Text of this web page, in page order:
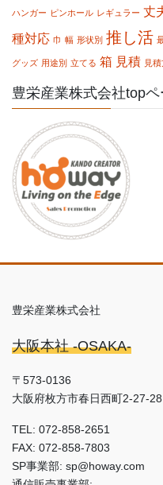
ハンガー ピンホール レギュラー 丈
種対応 巾 幅 形状別 推し活
グッズ 用途別 立てる 箱 見積 見
豊栄産業株式会社topペ
豊栄産業株式会社
大阪本社 -OSAKA-
〒573-0136
大阪府枚方市春日西町2-27-28
TEL: 072-858-2651
FAX: 072-858-7803
SP事業部: sp@howay.com